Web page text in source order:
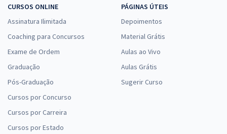
CURSOS ONLINE
Assinatura Ilimitada
Coaching para Concursos
Exame de Ordem
Graduação
Pós-Graduação
Cursos por Concurso
Cursos por Carreira
Cursos por Estado
PÁGINAS ÚTEIS
Depoimentos
Material Grátis
Aulas ao Vivo
Aulas Grátis
Sugerir Curso